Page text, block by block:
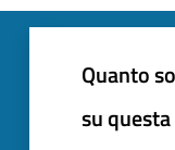
Quanto
su